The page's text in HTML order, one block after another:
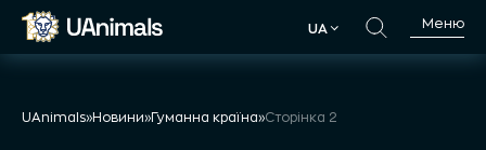
Skip
UA
Меню
UAnimals»Новини»Гуманна країна»Сторінка 2